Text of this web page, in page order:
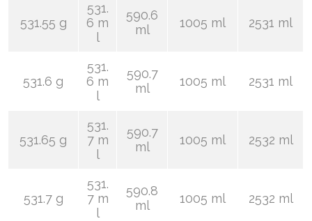
531.55 g
531.
6 m
l
590.6
ml
1005 ml 2531 ml
531.6 g
531.
6 m
l
590.7
ml
1005 ml 2531 ml
531.65 g
531.
7 m
l
590.7
ml
1005 ml 2532 ml
531.7 g
531.
7 m
l
590.8
ml
1005 ml 2532 ml